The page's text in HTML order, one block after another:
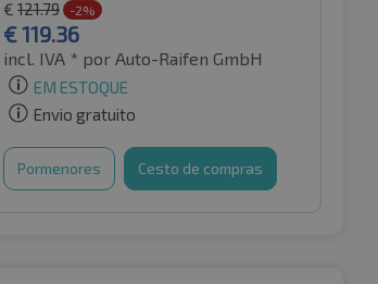
€ 121.79 -2%
€119.36
incl. IVA * por Auto-Raifen GmbH
EM ESTOQUE
Envio gratuito
Pormenores Cesto de compras